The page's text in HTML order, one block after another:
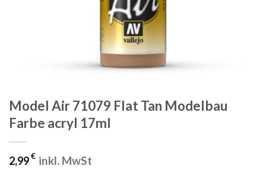
Model Air 71079 Flat Tan Modelbau
Farbe acryl 17ml
2,99€ inkl. MwSt